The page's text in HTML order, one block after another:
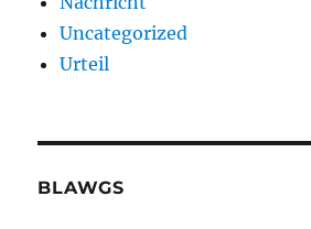
Uncategorized
Urteil
BLAWGS